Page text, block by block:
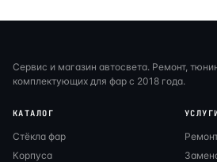
Сервис и магазин автосвета. Ремонт,
комплектующих для фар с 2018 года.
КАТАЛОГ
Стёкла фар
Корпуса